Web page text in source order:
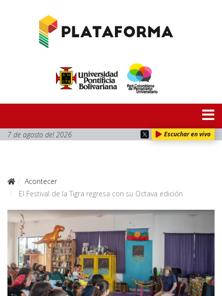
7 de agosto del 2026 Escuchar en vivo
Acontecer
El Festival de la Tigra regresa con su Octava edición